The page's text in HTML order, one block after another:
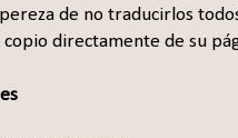
de no traducirlos
directamente de su